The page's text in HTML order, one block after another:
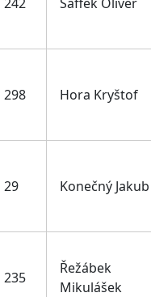
298 Hora Kryštof
29 Konečný Jakub
235
Řežábek
Mikulášek